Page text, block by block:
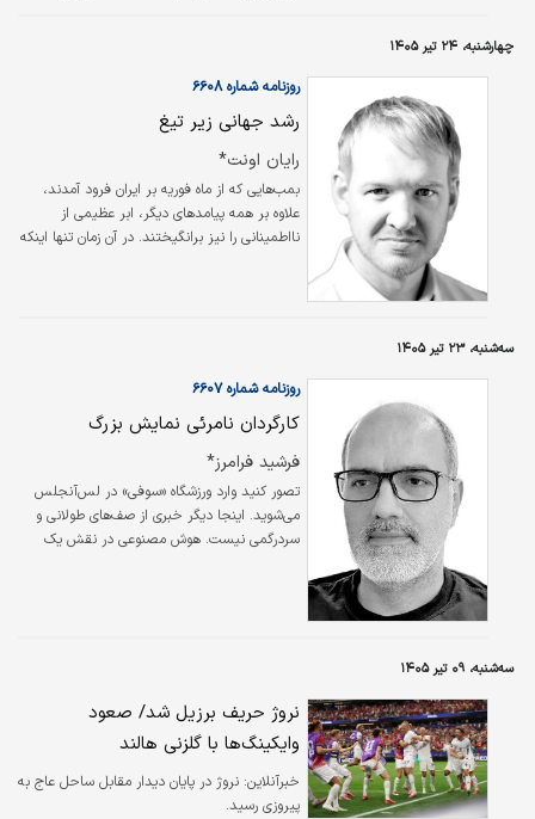
شود. به هر حال بررسی چکیده ارقام به جا مانده
لطف نباشد.
چهارشنبه، ۲۴ تیر ۱۴۰۵
روزنامه شماره ۶۶۰۸
رشد جهانی زیر تیغ
رایان اونت*
بمب‌هایی که از ماه فوریه بر ایران فرود آمدند،
علاوه بر همه پیامدهای دیگر، ابر عظیمی از
نااطمینانی را نیز برانگیختند. در آن زمان تنها اینکه
سه‌شنبه، ۲۳ تیر ۱۴۰۵
روزنامه شماره ۶۶۰۷
کارگردان نامرئی نمایش بزرگ
فرشید فرامرز*
تصور کنید وارد ورزشگاه «سوفی» در لس‌آنجلس
می‌شوید. اینجا دیگر خبری از صف‌های طولانی و
سردرگمی نیست. هوش مصنوعی در نقش یک
سه‌شنبه، ۰۹ تیر ۱۴۰۵
نروژ حریف برزیل شد/ صعود
وایکینگ‌ها با گلزنی هالند
خبرآنلاین: نروژ در پایان دیدار مقابل ساحل عاج به
پیروزی رسید.